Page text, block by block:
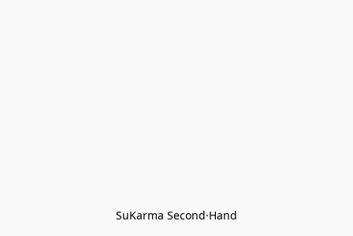
SuKarma Second·Hand